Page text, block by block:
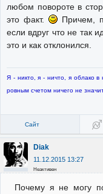
любом повороте в
это факт.
Причем,
если вдруг что не так
это и как отклонился.
Я - никто, я - ничто, я облако в
ровным счетом ничего не
Сайт
Diak
11.12.2015 13:27
Неактивен
Почему я не могу